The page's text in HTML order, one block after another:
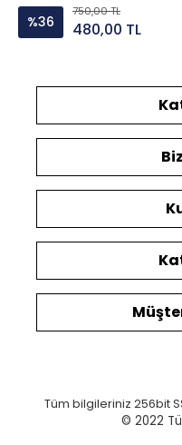
%36
750,00 TL
480,00 TL
Tüm bilgileriniz 256bit
© 2022